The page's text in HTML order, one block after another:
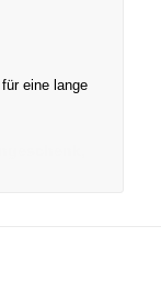
eine lange